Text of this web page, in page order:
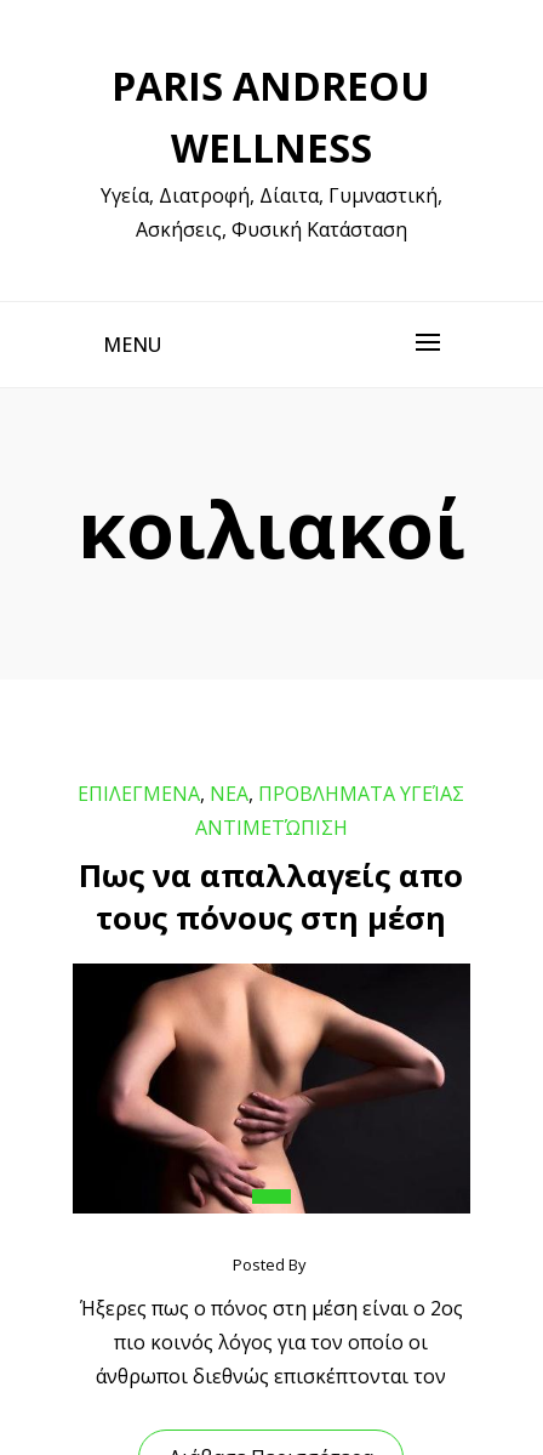
PARIS ANDREOU
WELLNESS
Υγεία, Διατροφή, Δίαιτα, Γυμναστική,
Ασκήσεις, Φυσική Κατάσταση
MENU
κοιλιακοί
ΕΠΙΛΕΓΜΕΝΑ, ΝΕΑ, ΠΡΟΒΛΗΜΑΤΑ ΥΓΕΊΑΣ
ΑΝΤΙΜΕΤΏΠΙΣΗ
Πως να απαλλαγείς απο
τους πόνους στη μέση
Posted By
Ήξερες πως ο πόνος στη μέση είναι ο 2ος
πιο κοινός λόγος για τον οποίο οι
άνθρωποι διεθνώς επισκέπτονται τον